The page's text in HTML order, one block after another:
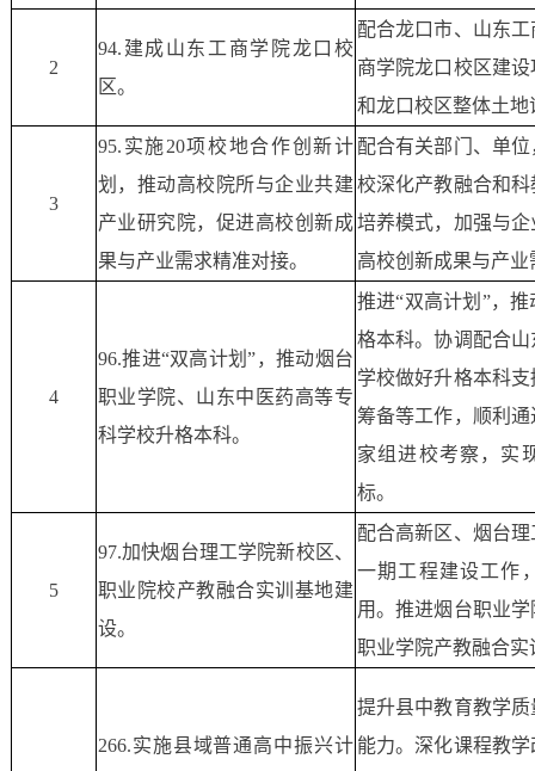
2
94.建成山东工商学院龙口校
区。
配合龙口市、山东
商学院龙口校区建
和龙口校区整体土
3
95.实施20项校地合作创新计
划，推动高校院所与企业共建
产业研究院，促进高校创新成
果与产业需求精准对接。
配合有关部门、单
校深化产教融合和
培养模式，加强与
高校创新成果与产
4
96.推进“双高计划”，推动烟台
职业学院、山东中医药高等专
科学校升格本科。
推进“双高计划”，
格本科。协调配合
学校做好升格本科
筹备等工作，顺利
家组进校考察，实
标。
5
97.加快烟台理工学院新校区、
职业院校产教融合实训基地建
设。
配合高新区、烟台
一期工程建设工作
用。推进烟台职业
职业学院产教融合实
266.实施县域普通高中振兴计
提升县中教育教学
能力。深化课程教